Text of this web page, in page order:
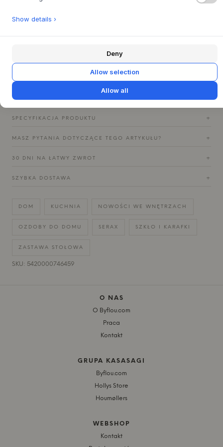
po wodę, koktajle czy gorącą kawę. Grube ścianki
samodzielnie jako wyrazisty element lub połącz z innymi
elementami z kolekcji Surface, aby stworzyć harmonijną
aranżację stołu. Przezroczyste szkło pięknie łapie światło i
podkreśla głębię materiału, ożywiając stół.
SPECYFIKACJA PRODUKTU +
MASZ PYTANIA DOTYCZĄCE TEGO ARTYKUŁU? +
30 DNI NA ŁATWY ZWROT +
SZYBKA DOSTAWA +
DOM KUCHNIA NOWOŚCI WE WNĘTRZACH
OZDOBY DO DOMU SERAX SZKŁO I KARAFKI
ZASTAWA STOŁOWA
SKU: 5420000746459
O NAS
O Byflou.com
Praca
Kontakt
GRUPA KASASAGI
Byflou.com
Hollys Store
Houmøllers
WEBSHOP
Kontakt
Show details ›
Deny
Allow selection
Allow all